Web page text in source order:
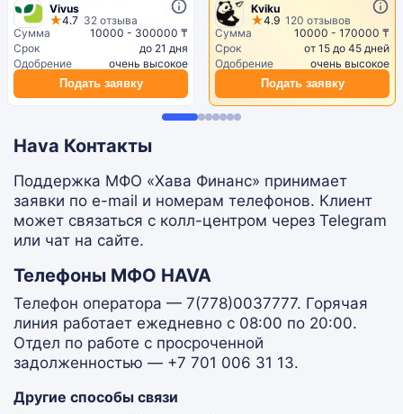
Vivus
4.7 32 отзыва
Сумма
10000 - 300000 ₸
Срок
до 21 дня
Одобрение
очень высокое
Подать заявку
Kviku
4.9 120 отзывов
Сумма
10000 - 170000 ₸
Срок
от 15 до 45 дней
Одобрение
очень высокое
Подать заявку
Hava Контакты
Поддержка МФО «Хава Финанс» принимает
заявки по e-mail и номерам телефонов. Клиент
может связаться с колл-центром через Telegram
или чат на сайте.
Телефоны МФО HAVA
Телефон оператора — 7(778)0037777. Горячая
линия работает ежедневно с 08:00 по 20:00.
Отдел по работе с просроченной
задолженностью — +7 701 006 31 13.
Другие способы связи